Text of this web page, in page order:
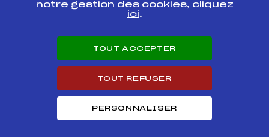
Pôle vie de l’athlète
Enseignement professionnel
Carrières
notre gestion des cookies, cliquez
ici.
TOUT ACCEPTER
TOUT REFUSER
PERSONNALISER